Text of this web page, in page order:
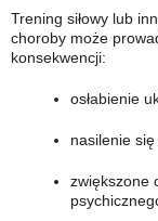
Trening siłowy lub
choroby może
konsekwencji:
osłabienie
nasilenie
zwiększone